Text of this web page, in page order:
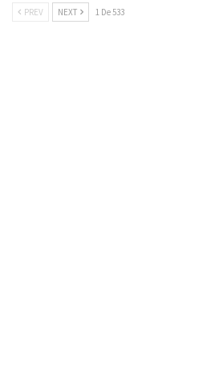
PREV NEXT 1 De 533